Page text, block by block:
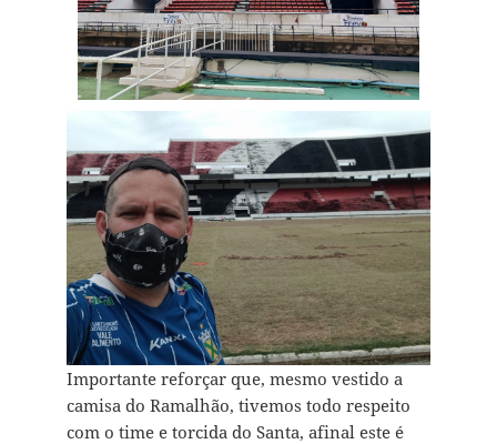
Importante reforçar que, mesmo vestido a
camisa do Ramalhão, tivemos todo respeito
com o time e torcida do Santa, afinal este é